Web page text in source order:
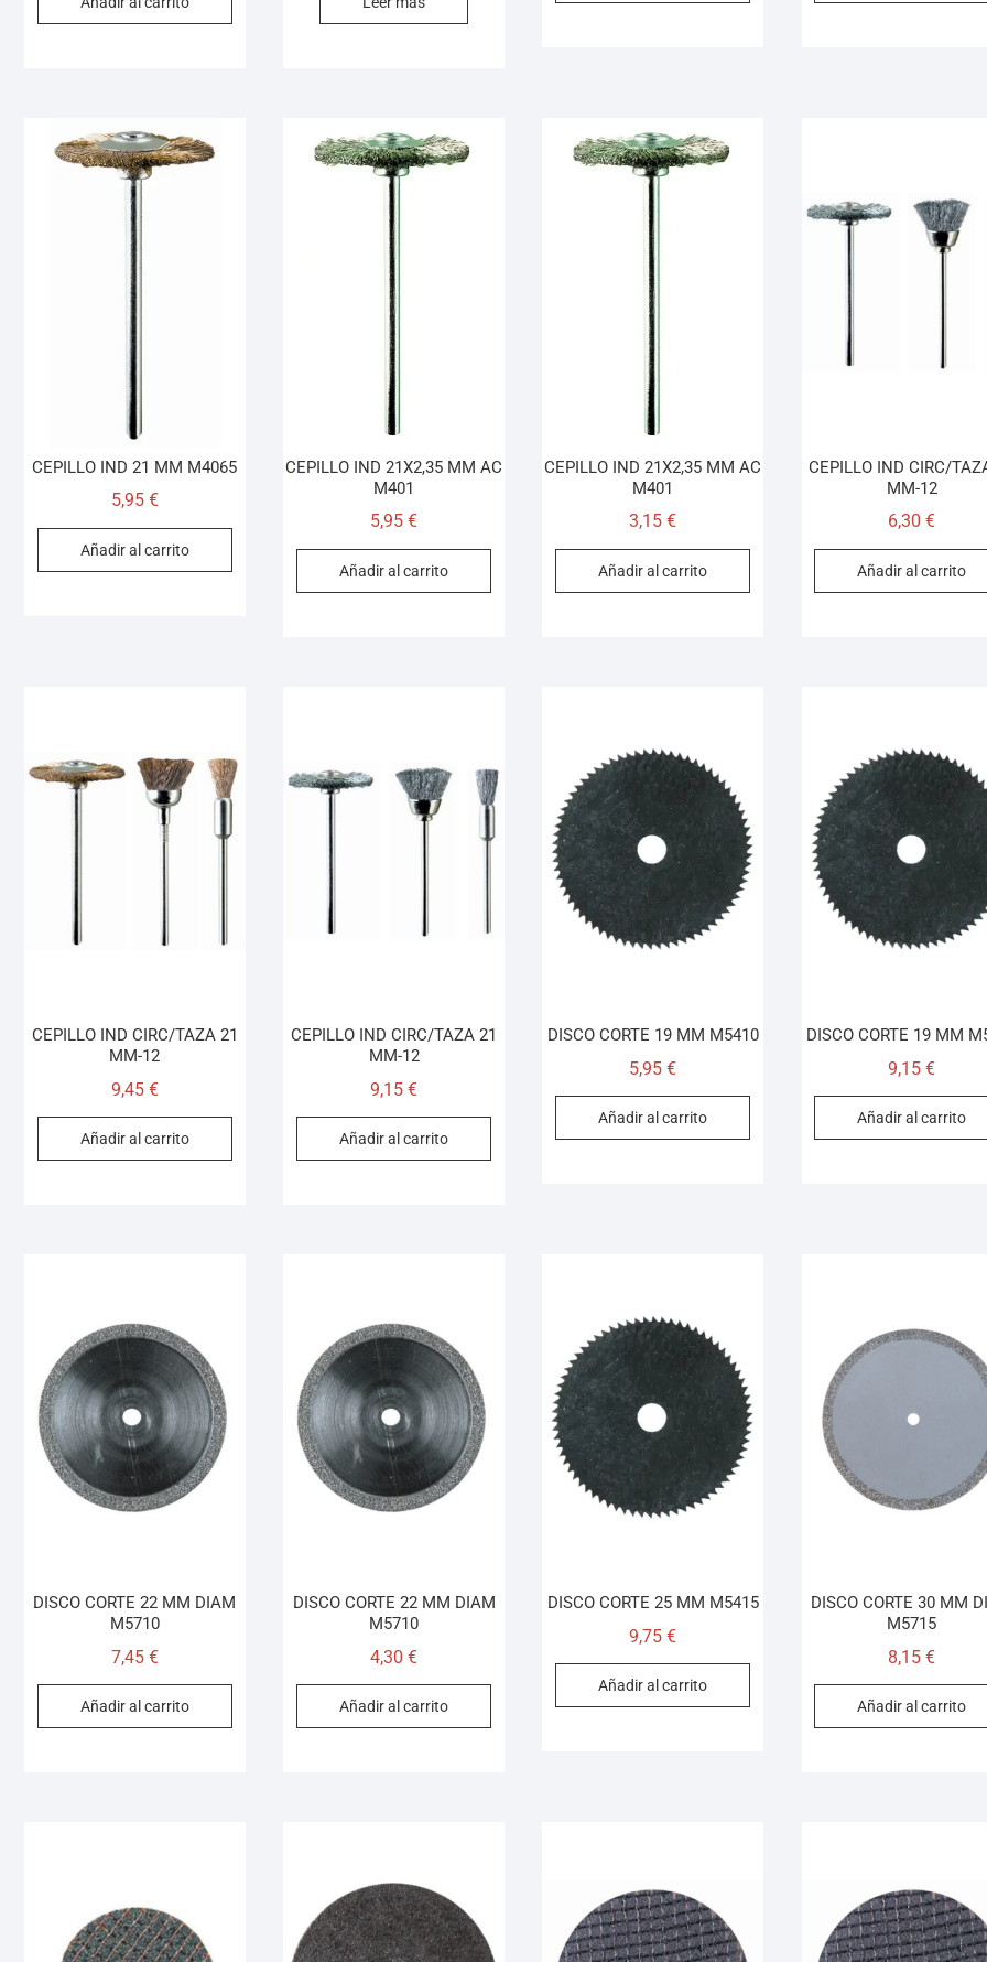
CEPILLO IND 21 MM M4065
5,95 €
Añadir al carrito
CEPILLO IND 21X2,35 MM AC
M401
5,95€
Añadir al carrito
CEPILLO IND 21X2,35 MM AC
M401
3,15€
Añadir al carrito
CEPILLO IND CIRC/
MM-12
6,30€
Añadir al carrito
CEPILLO IND CIRC/TAZA 21
MM-12
9,45 €
Añadir al carrito
CEPILLO IND CIRC/TAZA 21
MM-12
9,15€
Añadir al carrito
DISCO CORTE 19 MM M5410
5,95€
Añadir al carrito
DISCO CORTE 19 MM
9,15€
Añadir al carrito
DISCO CORTE 22 MM DIAM
M5710
7,45 €
Añadir al carrito
DISCO CORTE 22 MM DIAM
M5710
4,30€
Añadir al carrito
DISCO CORTE 25 MM M5415
9,75€
Añadir al carrito
DISCO CORTE 30 MM
M5715
8,15€
Añadir al carrito